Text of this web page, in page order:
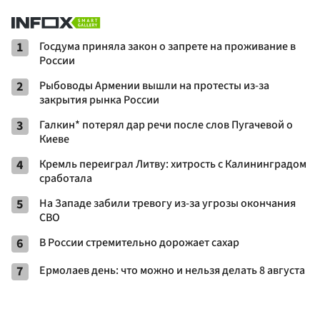
1
Госдума приняла закон о запрете на проживание в
России
2
Рыбоводы Армении вышли на протесты из-за
закрытия рынка России
3
Галкин* потерял дар речи после слов Пугачевой о
Киеве
4
Кремль переиграл Литву: хитрость с Калининградом
сработала
5
На Западе забили тревогу из-за угрозы окончания
СВО
6 В России стремительно дорожает сахар
7 Ермолаев день: что можно и нельзя делать 8 августа